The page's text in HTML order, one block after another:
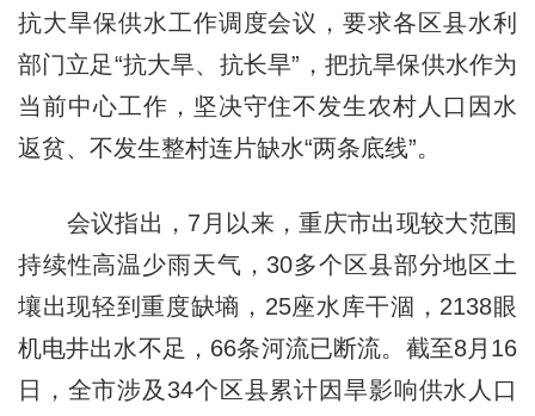
抗大旱保供水工作调度会议，要求各区县水利
部门立足“抗大旱、抗长旱”，把抗旱保供水作为
当前中心工作，坚决守住不发生农村人口因水
返贫、不发生整村连片缺水“两条底线”。
会议指出，7月以来，重庆市出现较大范围
持续性高温少雨天气，30多个区县部分地区土
壤出现轻到重度缺墒，25座水库干涸，2138眼
机电井出水不足，66条河流已断流。截至8月16
日，全市涉及34个区县累计因旱影响供水人口